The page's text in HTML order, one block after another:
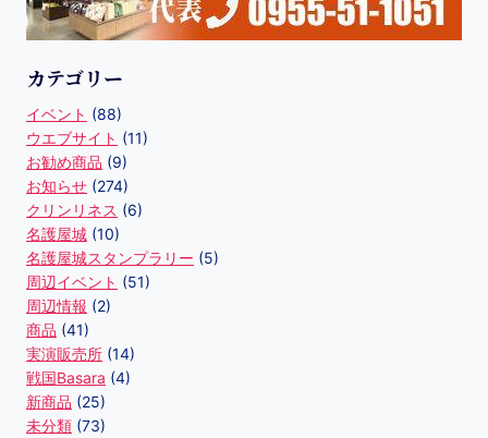
カテゴリー
イベント (88)
ウエブサイト (11)
お勧め商品 (9)
お知らせ (274)
クリンリネス (6)
名護屋城 (10)
名護屋城スタンプラリー (5)
周辺イベント (51)
周辺情報 (2)
商品 (41)
実演販売所 (14)
戦国Basara (4)
新商品 (25)
未分類 (73)